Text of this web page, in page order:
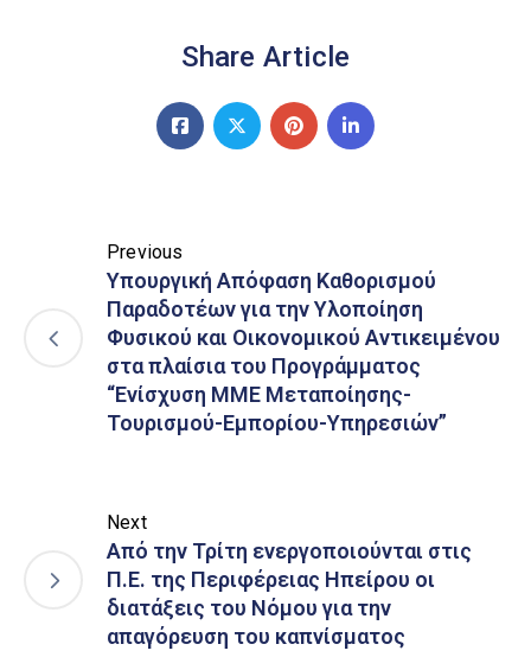
Share Article
Previous
Υπουργική Απόφαση Καθορισμού
Παραδοτέων για την Υλοποίηση
Φυσικού και Οικονομικού Αντικειμένου
στα πλαίσια του Προγράμματος
“Ενίσχυση ΜΜΕ Μεταποίησης-
Τουρισμού-Εμπορίου-Υπηρεσιών”
Next
Από την Τρίτη ενεργοποιούνται στις
Π.Ε. της Περιφέρειας Ηπείρου οι
διατάξεις του Νόμου για την
απαγόρευση του καπνίσματος